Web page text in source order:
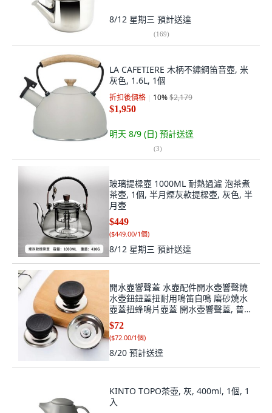
8/12 星期三 預計送達
(169)
LA CAFETIERE 木柄不鏽鋼笛音壺, 米
灰色, 1.6L, 1個
折扣後價格 10%$2,179
$1,950
明天 8/9 (日) 預計送達
(3)
玻璃提樑壺 1000ML 耐熱過濾 泡茶煮
茶壺, 1個, 半月煙灰款提樑壺, 灰色, 半
月壺
$449
($449.00/1個)
8/12 星期三 預計送達
開水壺響聲蓋 水壺配件開水壺響聲燒
水壺鈕鈕蓋扭耐用鳴笛自鳴 磨砂燒水
壺蓋扭蜂鳴片壺蓋 開水壺響聲蓋, 普通
款 普通款式不鳴笛 ,1個裝, 1個
$72
($72.00/1個)
8/20 預計送達
KINTO TOPO茶壺, 灰, 400ml, 1個, 1
入